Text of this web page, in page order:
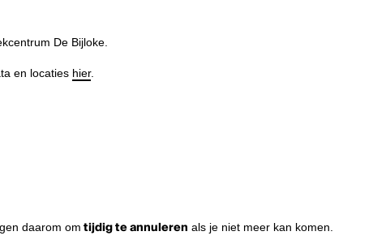
De Bijloke.
en locaties hier.
daarom om tijdig te annuleren als je niet meer kan komen.